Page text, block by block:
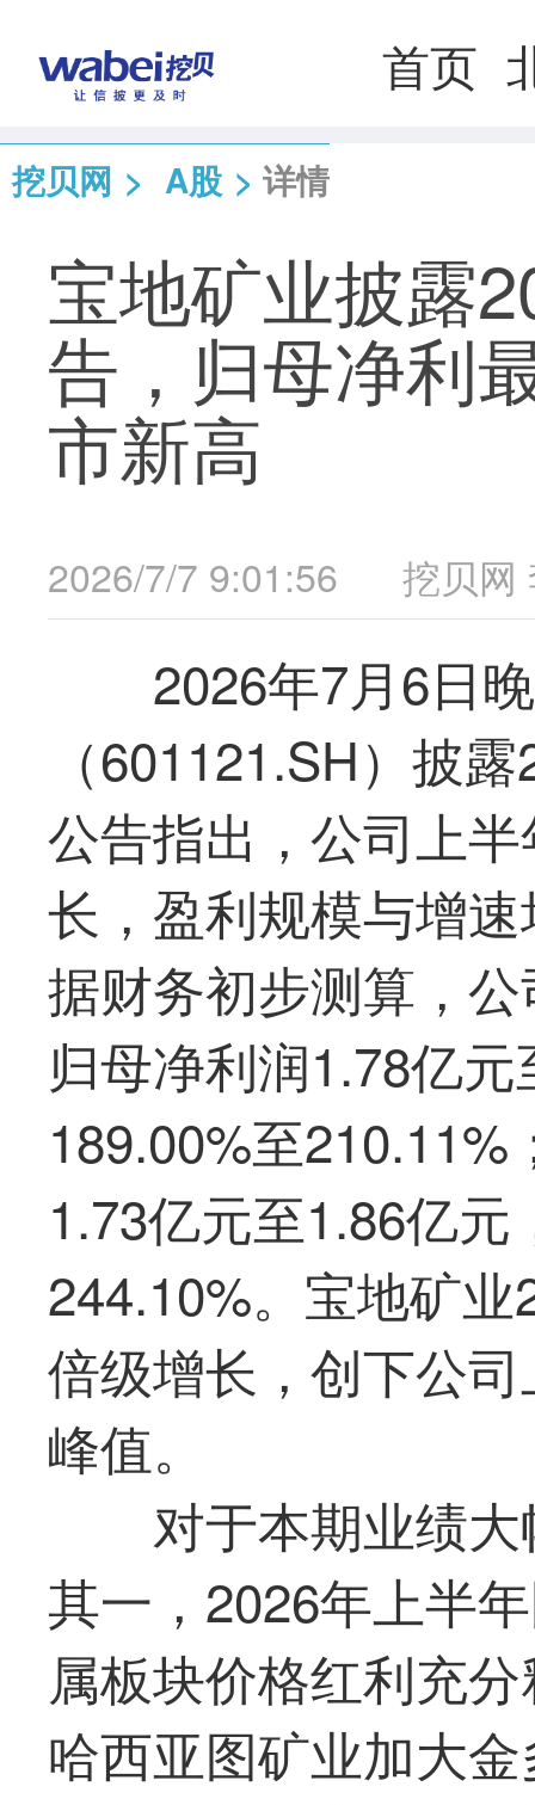
首页
挖贝网 > A股 > 详情
宝地矿业披露
告，归母净利
市新高
2026/7/7 9:01:56 挖贝网
2026年7月6日
（601121.SH）披
公告指出，公司上
长，盈利规模与增
据财务初步测算，
归母净利润1.78亿
189.00%至
1.73亿元至1.86亿
244.10%。 宝地矿业
倍级增长，创下公
峰值。
对于本期业绩
其一，2026年上半
属板块价格红利充
哈西亚图矿业加大